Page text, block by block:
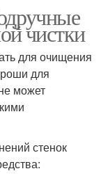
чистки
для очищения
для
может
стенок